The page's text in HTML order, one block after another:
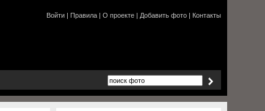
Войти | Правила | О проекте | Добавить фото | Контакты